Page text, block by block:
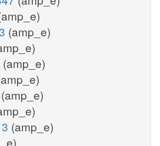
(amp_e)
(amp_e)
(amp_e)
(amp_e)